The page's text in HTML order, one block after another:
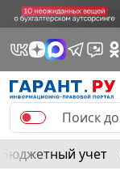
Бюджетный учет